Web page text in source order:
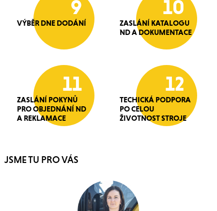
9
VÝBĚR DNE DODÁNÍ
10
ZASLÁNÍ KATALOGU
ND A DOKUMENTACE
11
ZASLÁNÍ POKYNŮ
PRO OBJEDNÁNÍ ND
A REKLAMACE
12
TECHICKÁ PODPORA
PO CELOU
ŽIVOTNOST STROJE
JSME TU PRO VÁS